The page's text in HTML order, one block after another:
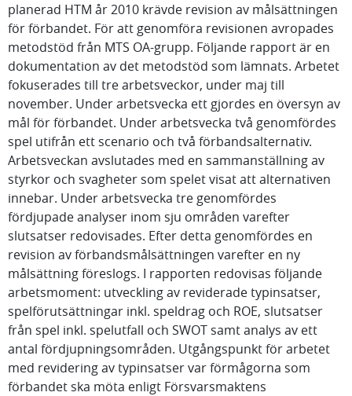
planerad HTM år 2010 krävde revision av målsättningen
för förbandet. För att genomföra revisionen avropades
metodstöd från MTS OA-grupp. Följande rapport är en
dokumentation av det metodstöd som lämnats. Arbetet
fokuserades till tre arbetsveckor, under maj till
november. Under arbetsvecka ett gjordes en översyn av
mål för förbandet. Under arbetsvecka två genomfördes
spel utifrån ett scenario och två förbandsalternativ.
Arbetsveckan avslutades med en sammanställning av
styrkor och svagheter som spelet visat att alternativen
innebar. Under arbetsvecka tre genomfördes
fördjupade analyser inom sju områden varefter
slutsatser redovisades. Efter detta genomfördes en
revision av förbandsmålsättningen varefter en ny
målsättning föreslogs. I rapporten redovisas följande
arbetsmoment: utveckling av reviderade typinsatser,
spelförutsättningar inkl. speldrag och ROE, slutsatser
från spel inkl. spelutfall och SWOT samt analys av ett
antal fördjupningsområden. Utgångspunkt för arbetet
med revidering av typinsatser var förmågorna som
förbandet ska möta enligt Försvarsmaktens